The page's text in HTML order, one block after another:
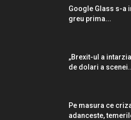
Google Glass s-a
greu prima...
„Brexit-ul a
de dolari a
Pe masura ce
adanceste,